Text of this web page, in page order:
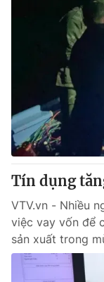
Tín dụng
VTV.vn - Nhiều
việc vay vốn để
sản xuất trong